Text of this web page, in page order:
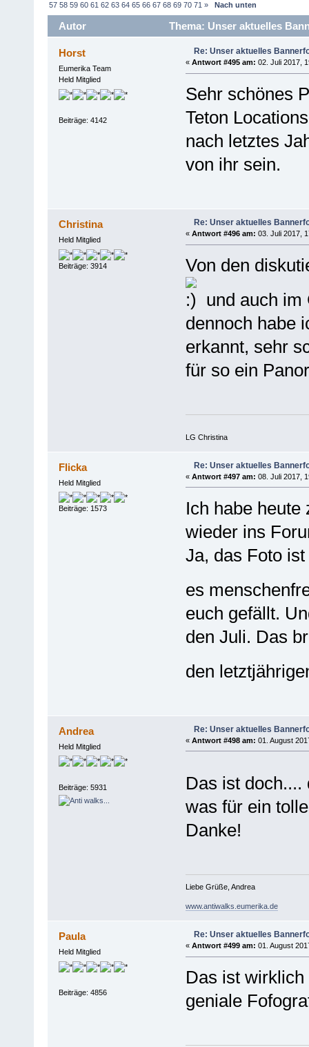
57 58 59 60 61 62 63 64 65 66 67 68 69 70 71 » Nach unten
Autor Thema: Unser aktuelles
Horst
Eumerika Team
Held Mitglied
Beiträge: 4142
Re: Unser aktuelles
« Antwort #495 am: 02. Juli 2017,
Sehr schönes
Teton
nach letztes
von ihr sein.
Christina
Held Mitglied
Beiträge: 3914
Re: Unser aktuelles
« Antwort #496 am: 03. Juli 2017,
Von den
und auch im
dennoch habe
erkannt, sehr
für so ein
LG Christina
Flicka
Held Mitglied
Beiträge: 1573
Re: Unser aktuelles
« Antwort #497 am: 08. Juli 2017,
Ich habe
wieder ins
Ja, das Foto
es
euch gefällt.
den Juli. Das
den
Andrea
Held Mitglied
Beiträge: 5931
Re: Unser aktuelles
« Antwort #498 am: 01. August
Das ist
was für ein
Danke!
Liebe Grüße, Andrea
www.antiwalks.eumerika.de
Paula
Held Mitglied
Beiträge: 4856
Re: Unser aktuelles
« Antwort #499 am: 01. August
Das ist
geniale